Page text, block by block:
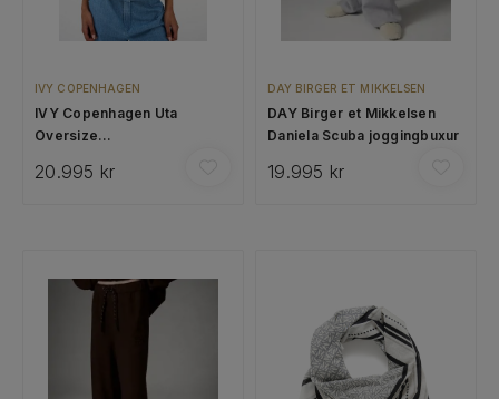
IVY COPENHAGEN
IVY Copenhagen Uta
Oversize
20.995 kr
DAY BIRGER ET MIKKELSEN
DAY Birger et Mikkelsen
Daniela Scuba joggingbuxur
19.995 kr